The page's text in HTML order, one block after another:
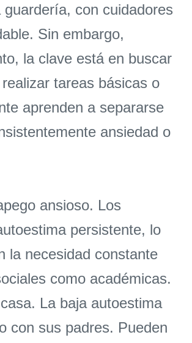
con cuidadores
Sin embargo,
la clave está en buscar
tareas básicas o
aprenden a separarse
ansiedad o
ansioso. Los
persistente, lo
la necesidad constante
como académicas.
La baja autoestima
con sus padres. Pueden